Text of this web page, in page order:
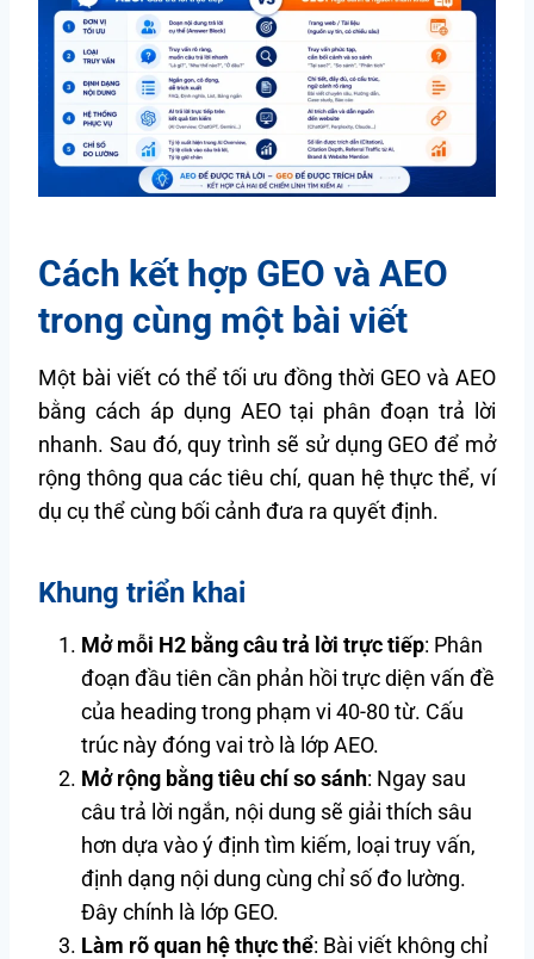
Cách kết hợp GEO và AEO
trong cùng một bài viết
Một bài viết có thể tối ưu đồng thời GEO và AEO
bằng cách áp dụng AEO tại phân đoạn trả lời
nhanh. Sau đó, quy trình sẽ sử dụng GEO để mở
rộng thông qua các tiêu chí, quan hệ thực thể, ví
dụ cụ thể cùng bối cảnh đưa ra quyết định.
Khung triển khai
Mở mỗi H2 bằng câu trả lời trực tiếp: Phân
đoạn đầu tiên cần phản hồi trực diện vấn đề
của heading trong phạm vi 40-80 từ. Cấu
trúc này đóng vai trò là lớp AEO.
Mở rộng bằng tiêu chí so sánh: Ngay sau
câu trả lời ngắn, nội dung sẽ giải thích sâu
hơn dựa vào ý định tìm kiếm, loại truy vấn,
định dạng nội dung cùng chỉ số đo lường.
Đây chính là lớp GEO.
Làm rõ quan hệ thực thể: Bài viết không chỉ